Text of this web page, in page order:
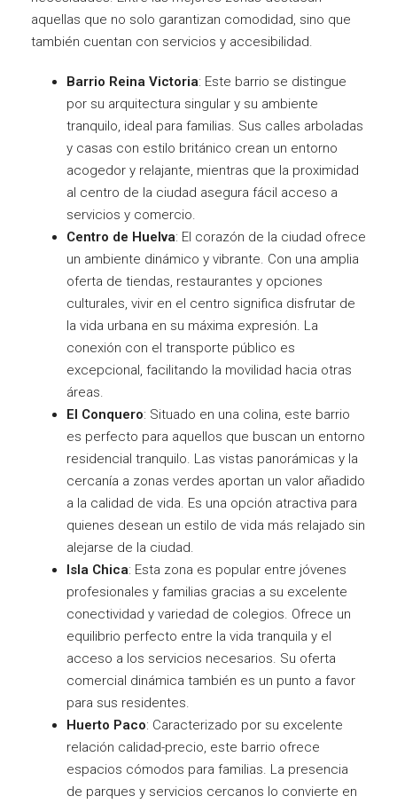
aquellas que no solo garantizan comodidad, sino que
también cuentan con servicios y accesibilidad.
Barrio Reina Victoria: Este barrio se distingue
por su arquitectura singular y su ambiente
tranquilo, ideal para familias. Sus calles arboladas
y casas con estilo británico crean un entorno
acogedor y relajante, mientras que la proximidad
al centro de la ciudad asegura fácil acceso a
servicios y comercio.
Centro de Huelva: El corazón de la ciudad ofrece
un ambiente dinámico y vibrante. Con una amplia
oferta de tiendas, restaurantes y opciones
culturales, vivir en el centro significa disfrutar de
la vida urbana en su máxima expresión. La
conexión con el transporte público es
excepcional, facilitando la movilidad hacia otras
áreas.
El Conquero: Situado en una colina, este barrio
es perfecto para aquellos que buscan un entorno
residencial tranquilo. Las vistas panorámicas y la
cercanía a zonas verdes aportan un valor añadido
a la calidad de vida. Es una opción atractiva para
quienes desean un estilo de vida más relajado sin
alejarse de la ciudad.
Isla Chica: Esta zona es popular entre jóvenes
profesionales y familias gracias a su excelente
conectividad y variedad de colegios. Ofrece un
equilibrio perfecto entre la vida tranquila y el
acceso a los servicios necesarios. Su oferta
comercial dinámica también es un punto a favor
para sus residentes.
Huerto Paco: Caracterizado por su excelente
relación calidad-precio, este barrio ofrece
espacios cómodos para familias. La presencia
de parques y servicios cercanos lo convierte en